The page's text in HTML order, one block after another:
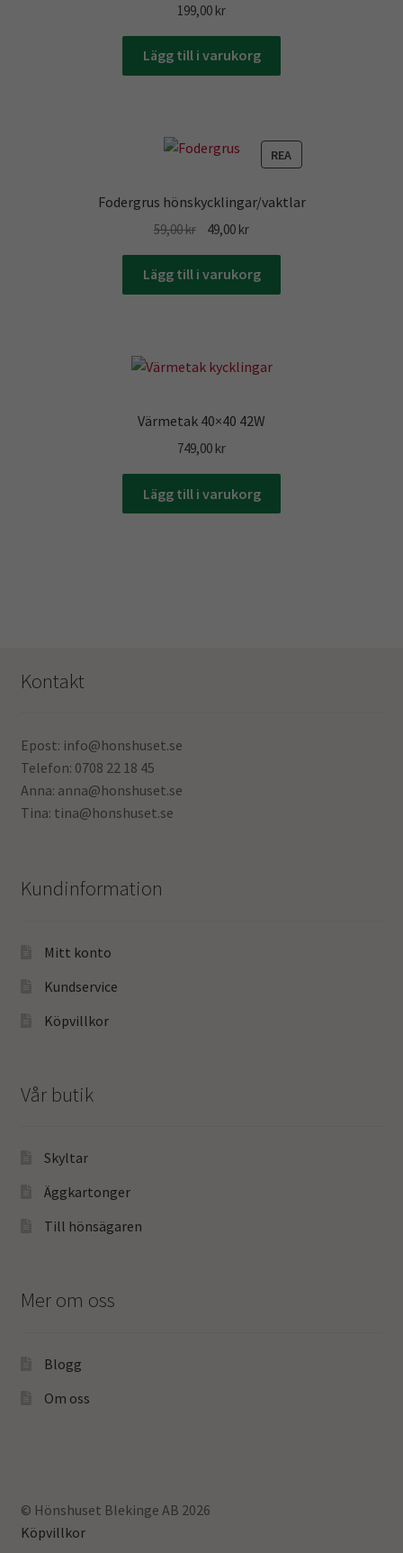
199,00 kr
Lägg till i varukorg
REA
PÅ
Fodergrus hönskycklingar/vaktlar
59,00kr
Det
priset
var:
49,00 krDet
priset
är:
Lägg till i varukorg
Värmetak 40×40 42W
749,00 kr
Lägg till i varukorg
Kontakt
Epost: info@honshuset.se
Telefon: 0708 22 18 45
Anna: anna@honshuset.se
Tina: tina@honshuset.se
Kundinformation
Mitt konto
Kundservice
Köpvillkor
Vår butik
Skyltar
Äggkartonger
Till hönsägaren
Mer om oss
Blogg
Om oss
© Hönshuset Blekinge AB 2026
Köpvillkor